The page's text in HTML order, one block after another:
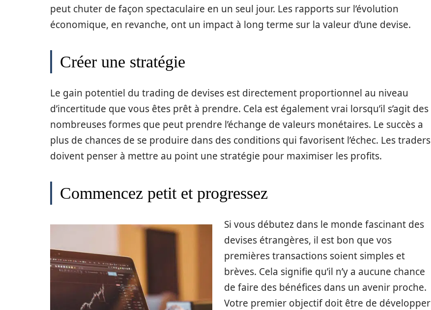
peut chuter de façon spectaculaire en un seul jour. Les rapports sur l’évolution
économique, en revanche, ont un impact à long terme sur la valeur d’une devise.
Créer une stratégie
Le gain potentiel du trading de devises est directement proportionnel au niveau
d’incertitude que vous êtes prêt à prendre. Cela est également vrai lorsqu’il s’agit des
nombreuses formes que peut prendre l’échange de valeurs monétaires. Le succès a
plus de chances de se produire dans des conditions qui favorisent l’échec. Les traders
doivent penser à mettre au point une stratégie pour maximiser les profits.
Commencez petit et progressez
Si vous débutez dans le monde fascinant des
devises étrangères, il est bon que vos
premières transactions soient simples et
brèves. Cela signifie qu’il n’y a aucune chance
de faire des bénéfices dans un avenir proche.
Votre premier objectif doit être de développer